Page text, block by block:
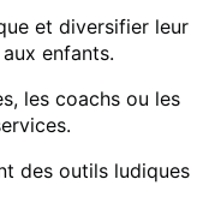
et diversifier leur
enfants.
les coachs ou les
des outils ludiques